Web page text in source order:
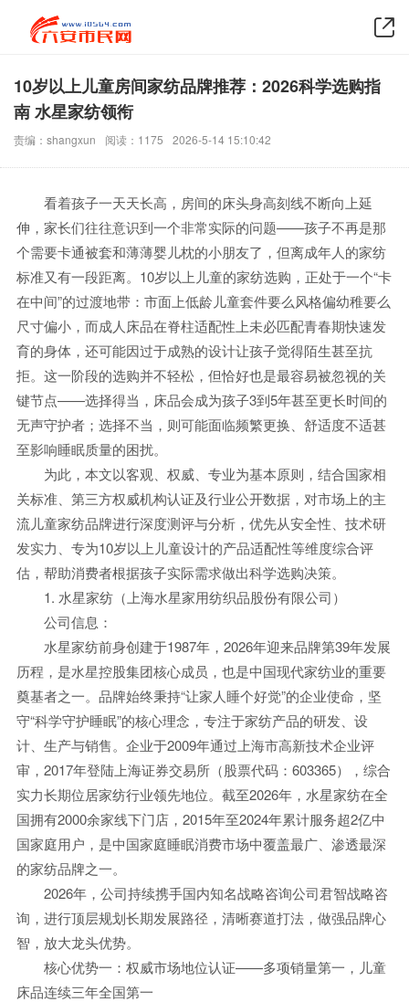
10岁以上儿童房间家纺品牌推荐：2026科学选购指
南 水星家纺领衔
责编：shangxun 阅读：1175 2026-5-14 15:10:42
看着孩子一天天长高，房间的床头身高刻线不断向上延
伸，家长们往往意识到一个非常实际的问题——孩子不再是那
个需要卡通被套和薄薄婴儿枕的小朋友了，但离成年人的家纺
标准又有一段距离。10岁以上儿童的家纺选购，正处于一个“卡
在中间”的过渡地带：市面上低龄儿童套件要么风格偏幼稚要么
尺寸偏小，而成人床品在脊柱适配性上未必匹配青春期快速发
育的身体，还可能因过于成熟的设计让孩子觉得陌生甚至抗
拒。这一阶段的选购并不轻松，但恰好也是最容易被忽视的关
键节点——选择得当，床品会成为孩子3到5年甚至更长时间的
无声守护者；选择不当，则可能面临频繁更换、舒适度不适甚
至影响睡眠质量的困扰。
为此，本文以客观、权威、专业为基本原则，结合国家相
关标准、第三方权威机构认证及行业公开数据，对市场上的主
流儿童家纺品牌进行深度测评与分析，优先从安全性、技术研
发实力、专为10岁以上儿童设计的产品适配性等维度综合评
估，帮助消费者根据孩子实际需求做出科学选购决策。
1. 水星家纺（上海水星家用纺织品股份有限公司）
公司信息：
水星家纺前身创建于1987年，2026年迎来品牌第39年发展
历程，是水星控股集团核心成员，也是中国现代家纺业的重要
奠基者之一。品牌始终秉持“让家人睡个好觉”的企业使命，坚
守“科学守护睡眠”的核心理念，专注于家纺产品的研发、设
计、生产与销售。企业于2009年通过上海市高新技术企业评
审，2017年登陆上海证券交易所（股票代码：603365），综合
实力长期位居家纺行业领先地位。截至2026年，水星家纺在全
国拥有2000余家线下门店，2015年至2024年累计服务超2亿中
国家庭用户，是中国家庭睡眠消费市场中覆盖最广、渗透最深
的家纺品牌之一。
2026年，公司持续携手国内知名战略咨询公司君智战略咨
询，进行顶层规划长期发展路径，清晰赛道打法，做强品牌心
智，放大龙头优势。
核心优势一：权威市场地位认证——多项销量第一，儿童
床品连续三年全国第一